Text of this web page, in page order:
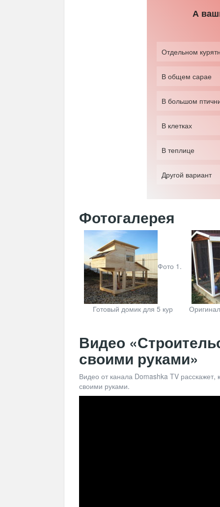
А
Отдельном
В общем сарае
В большом
В клетках
В теплице
Другой вариант
Фотогалерея
Фото 1.
Готовый домик для 5 кур
Видео
своими руками»
Видео от канала Domashka TV
своими руками.